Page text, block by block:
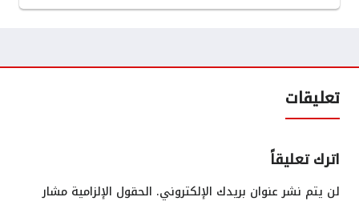
تعليقات
اترك تعليقاً
لن يتم نشر عنوان بريدك الإلكتروني. الحقول الإلزامية مشار